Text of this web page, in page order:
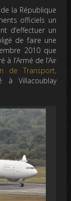
la République
officiels un
d’effectuer un
de faire une
2010 que
à l’Armé de l’Air
de Transport,
Villacoublay